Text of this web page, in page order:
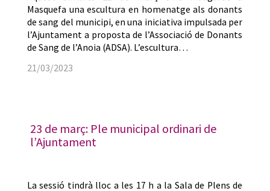
Masquefa una escultura en homenatge als donants
de sang del municipi, en una iniciativa impulsada per
l’Ajuntament a proposta de l’Associació de Donants
de Sang de l’Anoia (ADSA). L’escultura…
21/03/2023
23 de març: Ple municipal ordinari de
l’Ajuntament
La sessió tindrà lloc a les 17 h a la Sala de Plens de